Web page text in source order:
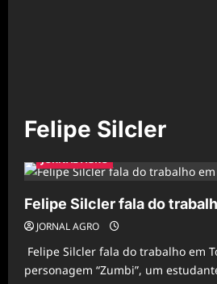
Felipe Silcler
JORNAL AGRO
Felipe Silcler fala do
JORNAL AGRO
Felipe Silcler fala do trabalho em
personagem “Zumbi”, um